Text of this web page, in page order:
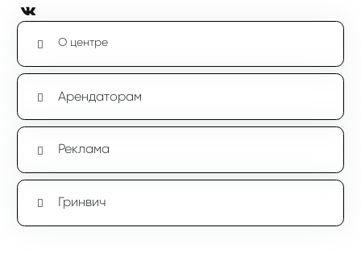
О центре
Арендаторам
Реклама
Гринвич